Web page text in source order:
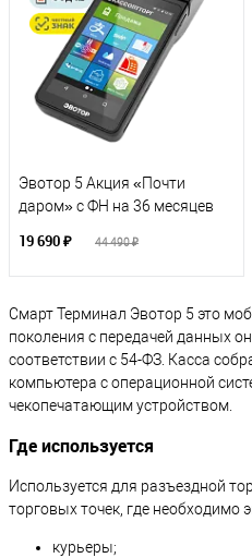
Эвотор 5 Акция «Почти
даром» с ФН на 36 месяцев
19 690 ₽ 44 490 ₽
Смарт Терминал Эвотор 5 это
поколения с передачей данных
соответствии с 54-ФЗ. Касса
компьютера с операционной
чекопечатающим устройством.
Где используется
Используется для разъездной
торговых точек, где необходимо
курьеры;